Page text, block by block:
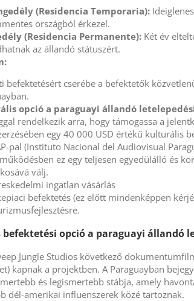
(Residencia Temporaria):
országból érkezel.
(Residencia Permanente): Két év
az állandó státuszért.
befektetésért cserébe a befektetők
opció a paraguayi állandó
rendelkezik arra, hogy támogassa a
egy 40 000 USD értékű kulturális
pal (Instituto Nacional del Audiovisual
ez egy teljesen egyedülálló és
válj.
ingatlan vásárlás
befektetés (ez előtt mindenképpen
opció a paraguayi állandó
Jungle Studios következő
kapnak a projektben. A Paraguayban
és legismertebb stábja, amely
dél-amerikai influenszerek közé tartoznak.